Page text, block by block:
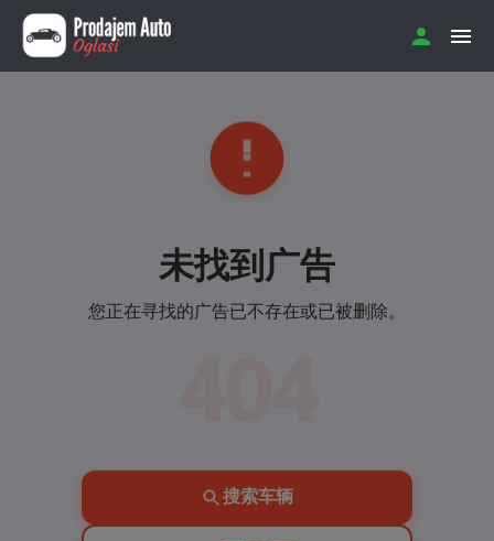
未找到广告
您正在寻找的广告已不存在或已被删除。
搜索车辆